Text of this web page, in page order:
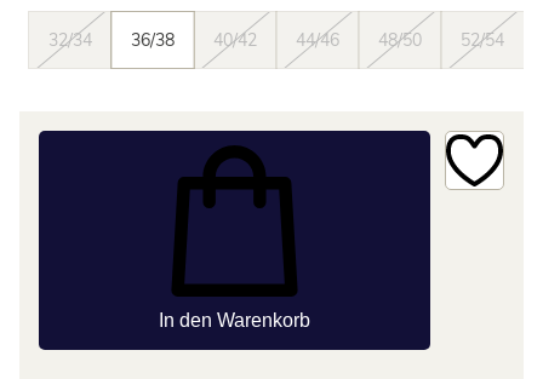
32/34 36/38 40/42 44/46 48/50 52/54
In den Warenkorb